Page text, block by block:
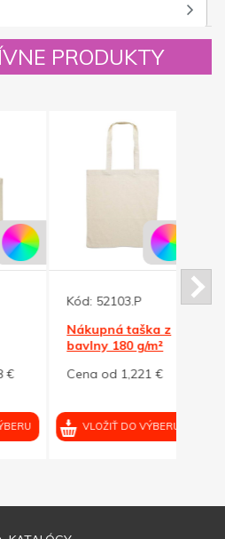
PRODUKTY
Kód:52103.P
Nákupná taška z
bavlny 180 g/m²
Cena od 1,221 €
VLOŽIŤ DO VÝBERU
Kód: